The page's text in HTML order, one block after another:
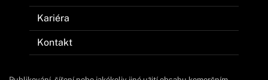
Kariéra
Kontakt